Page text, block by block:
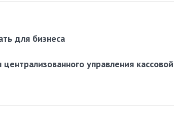
для бизнеса
управления кассовой